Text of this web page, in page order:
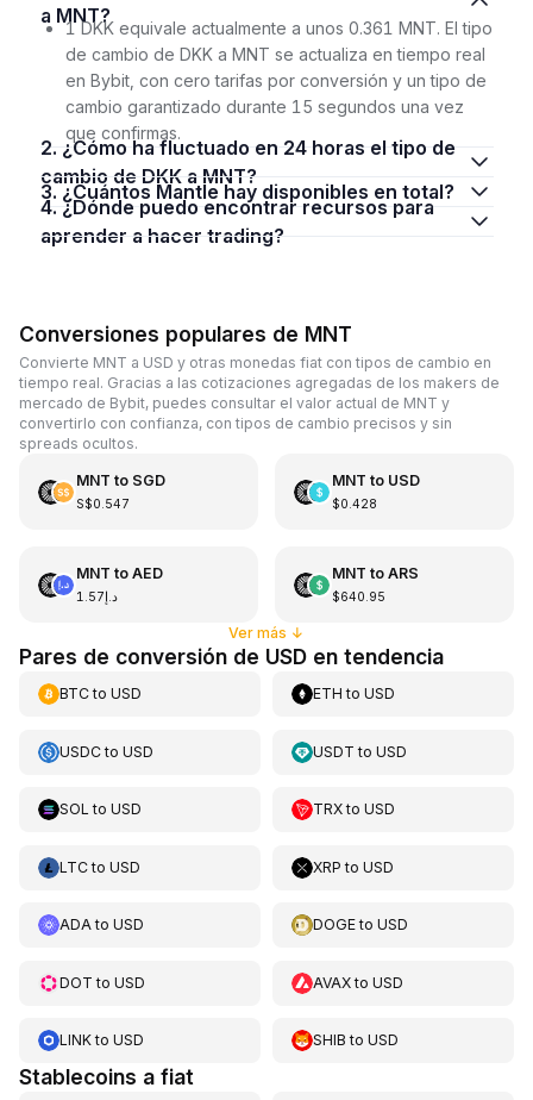
a MNT?
1 DKK equivale actualmente a unos 0.361 MNT. El tipo
de cambio de DKK a MNT se actualiza en tiempo real
en Bybit, con cero tarifas por conversión y un tipo de
cambio garantizado durante 15 segundos una vez
que confirmas.
2. ¿Cómo ha fluctuado en 24 horas el tipo de
cambio de DKK a MNT?
3. ¿Cuántos Mantle hay disponibles en total?
4. ¿Dónde puedo encontrar recursos para
aprender a hacer trading?
Conversiones populares de MNT
Convierte MNT a USD y otras monedas fiat con tipos de cambio en
tiempo real. Gracias a las cotizaciones agregadas de los makers de
mercado de Bybit, puedes consultar el valor actual de MNT y
convertirlo con confianza, con tipos de cambio precisos y sin
spreads ocultos.
MNT to SGD
S$0.547
MNT to USD
$0.428
MNT to AED
د.إ1.57
MNT to ARS
$640.95
Ver más ↓
Pares de conversión de USD en tendencia
BTCto USD ETH toUSD
USDCto USD USDT toUSD
SOL to USD TRXtoUSD
LTCto USD XRP toUSD
ADAto USD DOGEtoUSD
DOT to USD AVAXtoUSD
LINKto USD SHIB toUSD
Stablecoins a fiat